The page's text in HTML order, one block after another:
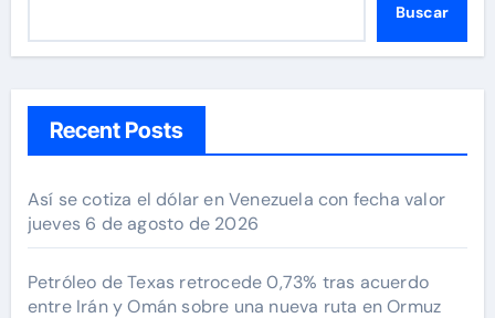
Buscar
Recent Posts
Así se cotiza el dólar en Venezuela con fecha valor
jueves 6 de agosto de 2026
Petróleo de Texas retrocede 0,73% tras acuerdo
entre Irán y Omán sobre una nueva ruta en Ormuz